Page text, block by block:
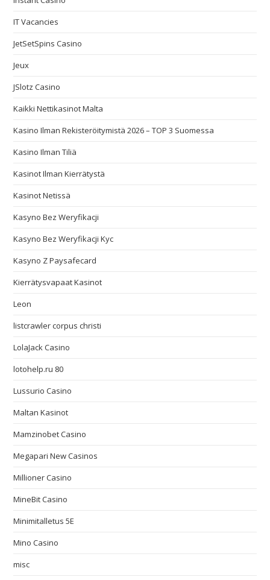
IT Vacancies
JetSetSpins Casino
Jeux
JSlotz Casino
Kaikki Nettikasinot Malta
Kasino Ilman Rekisteröitymistä 2026 – TOP 3 Suomessa
Kasino Ilman Tiliä
Kasinot Ilman Kierrätystä
Kasinot Netissä
Kasyno Bez Weryfikacji
Kasyno Bez Weryfikacji Kyc
Kasyno Z Paysafecard
Kierrätysvapaat Kasinot
Leon
listcrawler corpus christi
LolaJack Casino
lotohelp.ru 80
Lussurio Casino
Maltan Kasinot
Mamzinobet Casino
Megapari New Casinos
Millioner Casino
MineBit Casino
Minimitalletus 5E
Mino Casino
misc